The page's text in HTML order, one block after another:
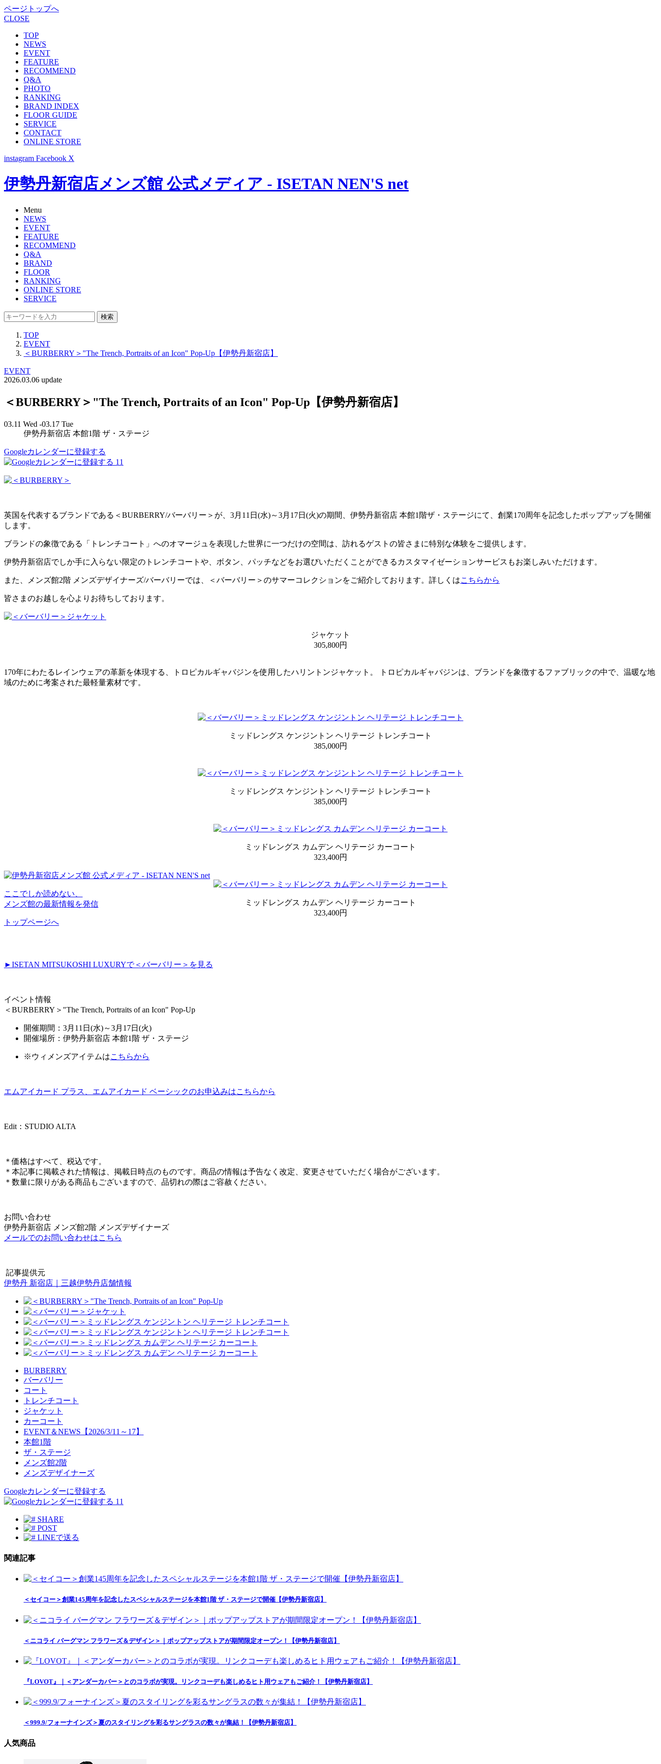
ページトップへ
CLOSE
TOP
NEWS
EVENT
FEATURE
RECOMMEND
Q&A
PHOTO
RANKING
BRAND INDEX
FLOOR GUIDE
SERVICE
CONTACT
ONLINE STORE
instagram Facebook X
伊勢丹新宿店メンズ館 公式メディア - ISETAN NEN'S net
Menu
NEWS
EVENT
FEATURE
RECOMMEND
Q&A
BRAND
FLOOR
RANKING
ONLINE STORE
SERVICE
検索
TOP
EVENT
＜BURBERRY＞"The Trench, Portraits of an Icon" Pop-Up【伊勢丹新宿店】
EVENT
2026.03.06 update
＜BURBERRY＞"The Trench, Portraits of an Icon" Pop-Up【伊勢丹新宿店】
03.11 Wed -03.17 Tue
伊勢丹新宿店 本館1階 ザ・ステージ
Googleカレンダーに登録する
11
英国を代表するブランドである＜BURBERRY/バーバリー＞が、3月11日(水)～3月17日(火)の期間、伊勢丹新宿店 本館1階ザ・ステージにて、創業170周年を記念したポップアップを開催
します。
ブランドの象徴である「トレンチコート」へのオマージュを表現した世界に一つだけの空間は、訪れるゲストの皆さまに特別な体験をご提供します。
伊勢丹新宿店でしか手に入らない限定のトレンチコートや、ボタン、パッチなどをお選びいただくことができるカスタマイゼーションサービスもお楽しみいただけます。
また、メンズ館2階 メンズデザイナーズ/バーバリーでは、＜バーバリー＞のサマーコレクションをご紹介しております。詳しくはこちらから
皆さまのお越しを心よりお待ちしております。
ジャケット
305,800円
170年にわたるレインウェアの革新を体現する、トロピカルギャバジンを使用したハリントンジャケット。 トロピカルギャバジンは、ブランドを象徴するファブリックの中で、温暖な地
域のために考案された最軽量素材です。
ミッドレングス ケンジントン ヘリテージ トレンチコート
385,000円
ミッドレングス ケンジントン ヘリテージ トレンチコート
385,000円
ミッドレングス カムデン ヘリテージ カーコート
323,400円
ミッドレングス カムデン ヘリテージ カーコート
323,400円
►ISETAN MITSUKOSHI LUXURYで＜バーバリー＞を見る
イベント情報
＜BURBERRY＞"The Trench, Portraits of an Icon" Pop-Up
開催期間：3月11日(水)～3月17日(火)
開催場所：伊勢丹新宿店 本館1階 ザ・ステージ
※ウィメンズアイテムはこちらから
エムアイカード プラス、エムアイカード ベーシックのお申込みはこちらから
Edit：STUDIO ALTA
＊価格はすべて、税込です。
＊本記事に掲載された情報は、掲載日時点のものです。商品の情報は予告なく改定、変更させていただく場合がございます。
＊数量に限りがある商品もございますので、品切れの際はご容赦ください。
お問い合わせ
伊勢丹新宿店 メンズ館2階 メンズデザイナーズ
メールでのお問い合わせはこちら
記事提供元
伊勢丹 新宿店｜三越伊勢丹店舗情報
BURBERRY
バーバリー
コート
トレンチコート
ジャケット
カーコート
EVENT＆NEWS【2026/3/11～17】
本館1階
ザ・ステージ
メンズ館2階
メンズデザイナーズ
Googleカレンダーに登録する
11
SHARE
POST
LINEで送る
関連記事
＜セイコー＞創業145周年を記念したスペシャルステージを本館1階 ザ・ステージで開催【伊勢丹新宿店】
＜ニコライ バーグマン フラワーズ＆デザイン＞｜ポップアップストアが期間限定オープン！【伊勢丹新宿店】
『LOVOT』｜＜アンダーカバー＞とのコラボが実現。リンクコーデも楽しめるヒト用ウェアもご紹介！【伊勢丹新宿店】
＜999.9/フォーナインズ＞夏のスタイリングを彩るサングラスの数々が集結！【伊勢丹新宿店】
人気商品
ここでしか読めない、
メンズ館の最新情報を発信
トップページへ